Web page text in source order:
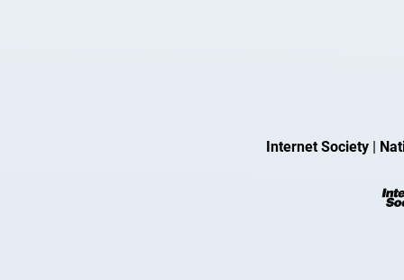
Internet Society |